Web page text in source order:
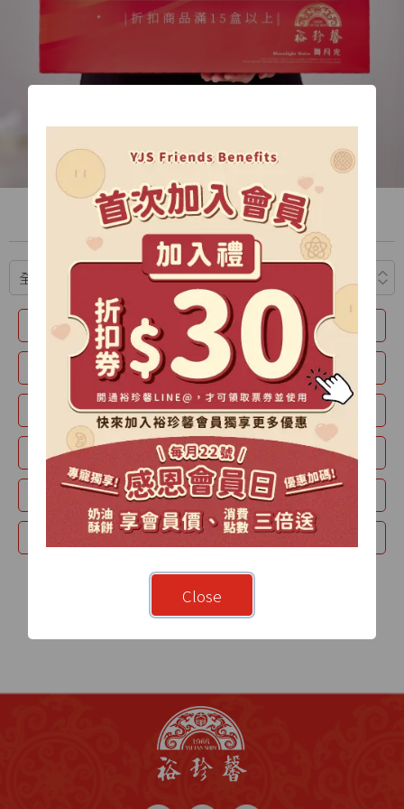
中秋禮盒專區
推薦 暖月-雙層禮盒
星耀禮盒 極光禮盒
月瀾禮盒 山月禮盒
紫玉酥 時光-精裝禮盒
蛋黃酥 綠豆椪
牛奶酥 經典款禮盒
Close